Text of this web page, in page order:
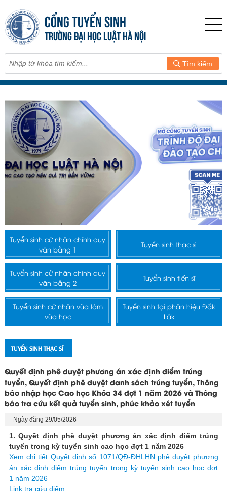
CỔNG TUYỂN SINH
TRƯỜNG ĐẠI HỌC LUẬT HÀ NỘI
Tìm kiếm
Tuyển sinh cử nhân chính quy
văn bằng 1
Tuyển sinh thạc sĩ
Tuyển sinh cử nhân chính quy
văn bằng 2
Tuyển sinh tiến sĩ
Tuyển sinh cử nhân vừa làm
vừa học
Tuyển sinh tại phân hiệu Đắk
Lắk
TUYỂN SINH THẠC SĨ
Quyết định phê duyệt phương án xác định điểm trúng
tuyển, Quyết định phê duyệt danh sách trúng tuyển, Thông
báo nhập học Cao học Khóa 34 đợt 1 năm 2026 và Thông
báo tra cứu kết quả tuyển sinh, phúc khảo xét tuyển
Ngày đăng 29/05/2026
1. Quyết định phê duyệt phương án xác định điểm trúng
tuyển trong kỳ tuyển sinh cao học đợt 1 năm 2026
Xem chi tiết Quyết định số 1071/QĐ-ĐHLHN phê duyệt phương
án xác định điểm trúng tuyển trong kỳ tuyển sinh cao học đợt
1 năm 2026
Link tra cứu điểm